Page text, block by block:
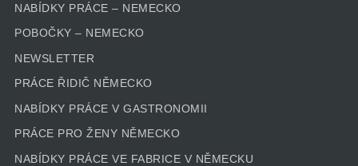
NABÍDKY PRÁCE – NEMECKO
POBOČKY – NEMECKO
NEWSLETTER
PRÁCE ŘIDIČ NĚMECKO
NABÍDKY PRÁCE V GASTRONOMII
PRÁCE PRO ŽENY NĚMECKO
NABÍDKY PRÁCE VE FABRICE V NĚMECKU